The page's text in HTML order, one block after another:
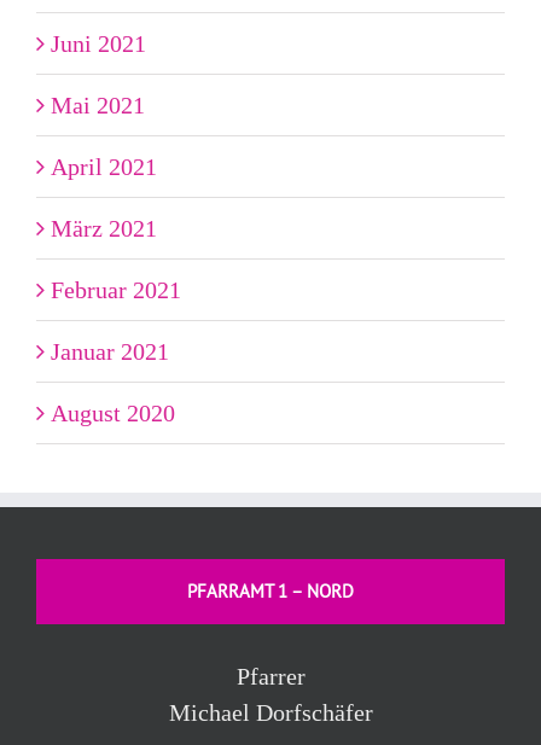
Juni 2021
Mai 2021
April 2021
März 2021
Februar 2021
Januar 2021
August 2020
PFARRAMT 1 – NORD
Pfarrer
Michael Dorfschäfer